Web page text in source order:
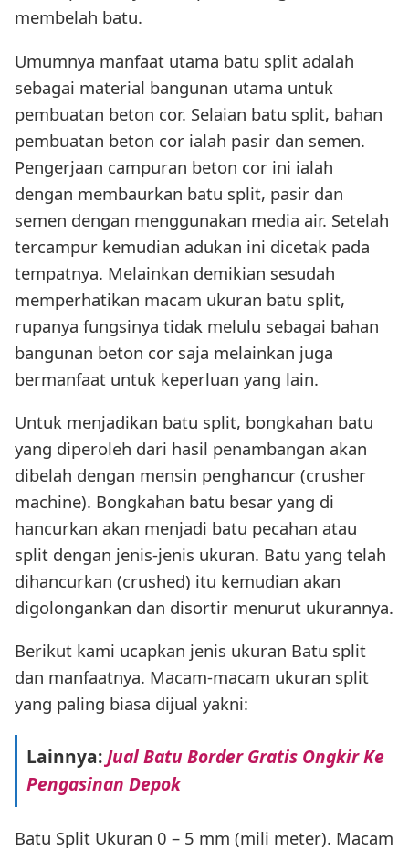
membelah batu.
Umumnya manfaat utama batu split adalah
sebagai material bangunan utama untuk
pembuatan beton cor. Selaian batu split, bahan
pembuatan beton cor ialah pasir dan semen.
Pengerjaan campuran beton cor ini ialah
dengan membaurkan batu split, pasir dan
semen dengan menggunakan media air. Setelah
tercampur kemudian adukan ini dicetak pada
tempatnya. Melainkan demikian sesudah
memperhatikan macam ukuran batu split,
rupanya fungsinya tidak melulu sebagai bahan
bangunan beton cor saja melainkan juga
bermanfaat untuk keperluan yang lain.
Untuk menjadikan batu split, bongkahan batu
yang diperoleh dari hasil penambangan akan
dibelah dengan mensin penghancur (crusher
machine). Bongkahan batu besar yang di
hancurkan akan menjadi batu pecahan atau
split dengan jenis-jenis ukuran. Batu yang telah
dihancurkan (crushed) itu kemudian akan
digolongankan dan disortir menurut ukurannya.
Berikut kami ucapkan jenis ukuran Batu split
dan manfaatnya. Macam-macam ukuran split
yang paling biasa dijual yakni:
Lainnya:Jual Batu Border Gratis Ongkir Ke
Pengasinan Depok
Batu Split Ukuran 0 – 5 mm (mili meter). Macam